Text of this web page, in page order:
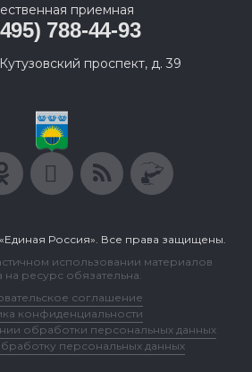
приемная
788-44-93
проспект, д. 39
Россия». Все права защищены.
использовании материалов
на ресурс обязательна.
соглашение
конфиденциальности
обработки персональных данных
персональных данных